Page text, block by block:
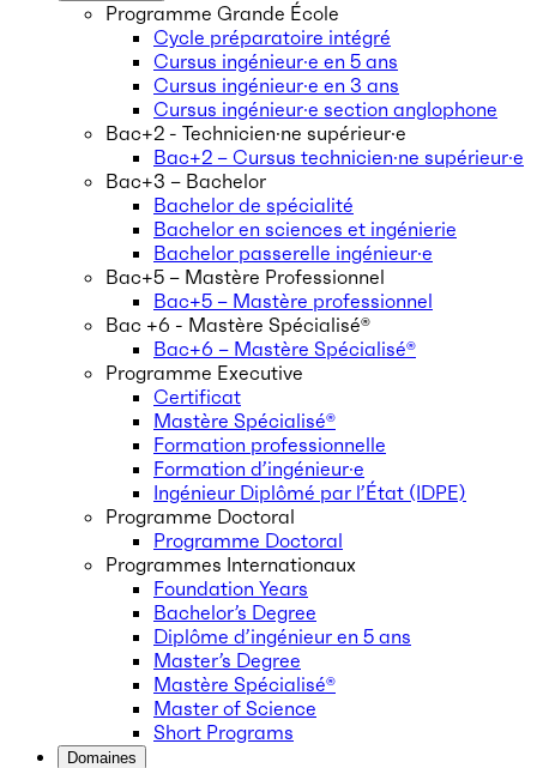
Programme Grande École
Cycle préparatoire intégré
Cursus ingénieur·e en 5 ans
Cursus ingénieur·e en 3 ans
Cursus ingénieur·e section anglophone
Bac+2 - Technicien·ne supérieur·e
Bac+2 – Cursus technicien·ne supérieur·e
Bac+3 – Bachelor
Bachelor de spécialité
Bachelor en sciences et ingénierie
Bachelor passerelle ingénieur·e
Bac+5 – Mastère Professionnel
Bac+5 – Mastère professionnel
Bac +6 - Mastère Spécialisé®
Bac+6 – Mastère Spécialisé®
Programme Executive
Certificat
Mastère Spécialisé®
Formation professionnelle
Formation d’ingénieur·e
Ingénieur Diplômé par l’État (IDPE)
Programme Doctoral
Programme Doctoral
Programmes Internationaux
Foundation Years
Bachelor’s Degree
Diplôme d’ingénieur en 5 ans
Master’s Degree
Mastère Spécialisé®
Master of Science
Short Programs
Domaines